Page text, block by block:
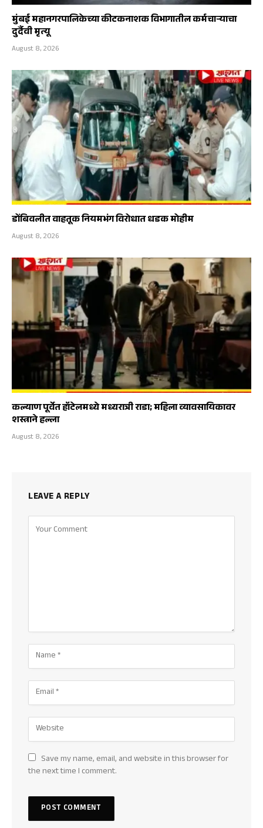
मुंबई महानगरपालिकेच्या कीटकनाशक विभागातील कर्मचाऱ्याचा
दुर्दैवी मृत्यू
August 8, 2026
डोंबिवलीत वाहतूक नियमभंग विरोधात धडक मोहीम
August 8, 2026
कल्याण पूर्वेत हॉटेलमध्ये मध्यरात्री राडा; महिला व्यावसायिकावर
शस्त्राने हल्ला
August 8, 2026
LEAVE A REPLY
Save my name, email, and website in this browser for
the next time I comment.